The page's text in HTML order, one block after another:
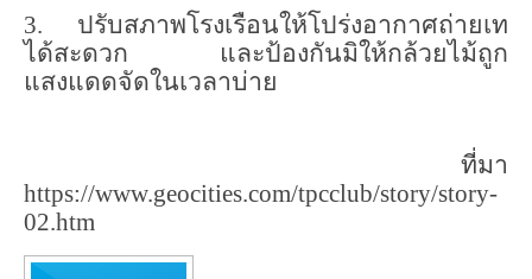
3. ปรับสภาพโรงเรือนให้โปร่งอากาศถ่ายเท
ได้สะดวก และป้องกันมิให้กล้วยไม้ถูก
แสงแดดจัดในเวลาบ่าย
ที่มา
https://www.geocities.com/tpcclub/story/story-
02.htm